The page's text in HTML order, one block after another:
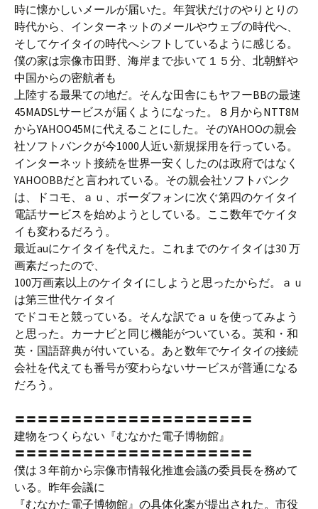
時に懐かしいメールが届いた。年賀状だけのやりとりの
時代から、インターネットのメールやウェブの時代へ、
そしてケイタイの時代へシフトしているように感じる。
僕の家は宗像市田野、海岸まで歩いて１５分、北朝鮮や
中国からの密航者も
上陸する最果ての地だ。そんな田舎にもヤフーBBの最速
45MADSLサービスが届くようになった。８月からNTT8M
からYAHOO45Mに代えることにした。そのYAHOOの親会
社ソフトバンクが今1000人近い新規採用を行っている。
インターネット接続を世界一安くしたのは政府ではなく
YAHOOBBだと言われている。その親会社ソフトバンク
は、ドコモ、ａｕ、ボーダフォンに次ぐ第四のケイタイ
電話サービスを始めようとしている。ここ数年でケイタ
イも変わるだろう。
最近auにケイタイを代えた。これまでのケイタイは30 万
画素だったので、
100万画素以上のケイタイにしようと思ったからだ。ａｕ
は第三世代ケイタイ
でドコモと競っている。そんな訳でａｕを使ってみよう
と思った。カーナビと同じ機能がついている。英和・和
英・国語辞典が付いている。あと数年でケイタイの接続
会社を代えても番号が変わらないサービスが普通になる
だろう。
〓〓〓〓〓〓〓〓〓〓〓〓〓〓〓〓〓〓〓〓〓
建物をつくらない『むなかた電子博物館』
〓〓〓〓〓〓〓〓〓〓〓〓〓〓〓〓〓〓〓〓〓
僕は３年前から宗像市情報化推進会議の委員長を務めて
いる。昨年会議に
『むなかた電子博物館』の具体化案が提出された。市役